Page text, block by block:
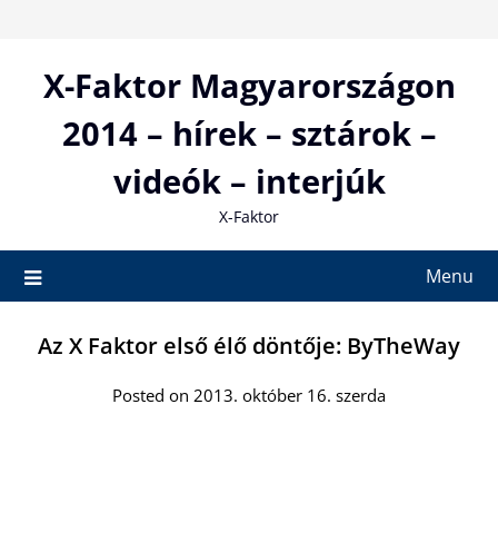
contentX-Faktor Magyarországon
2014 – hírek – sztárok –
videók – interjúk
X-Faktor
Menu
Az X Faktor első élő döntője: ByTheWay
Posted on 2013. október 16. szerda